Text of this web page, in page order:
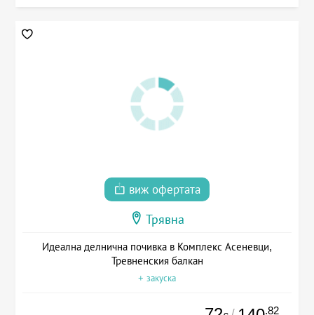
виж офертата
Трявна
Идеална делнична почивка в Комплекс Асеневци,
Тревненския балкан
+ закуска
.82